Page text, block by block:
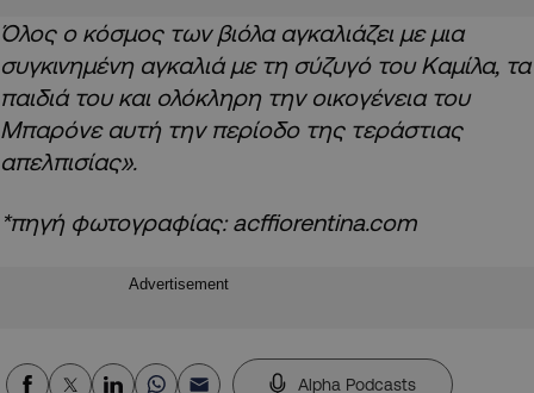
Όλος ο κόσμος των βιόλα αγκαλιάζει με μια
συγκινημένη αγκαλιά με τη σύζυγό του Καμίλα, τα
παιδιά του και ολόκληρη την οικογένεια του
Μπαρόνε αυτή την περίοδο της τεράστιας
απελπισίας».
*πηγή φωτογραφίας: acffiorentina.com
Advertisement
Alpha Podcasts